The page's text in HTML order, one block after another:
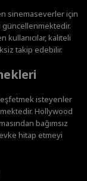
sinemaseverler için
kullanıcılar, kaliteli
takip edebilir.
isteyenler
Hollywood
bağımsız
hitap etmeyi